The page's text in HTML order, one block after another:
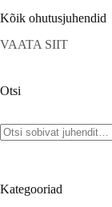
Kõik ohutusjuhendid
VAATA SIIT
Otsi
Kategooriad